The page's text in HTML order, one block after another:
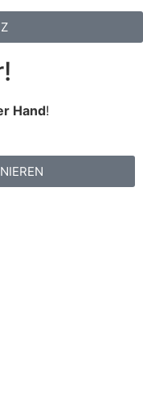
Hand!